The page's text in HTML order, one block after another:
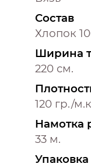
Состав
Хлопок
Ширина
220 см.
120 гр./
Намотка
33 м.
Упаковка